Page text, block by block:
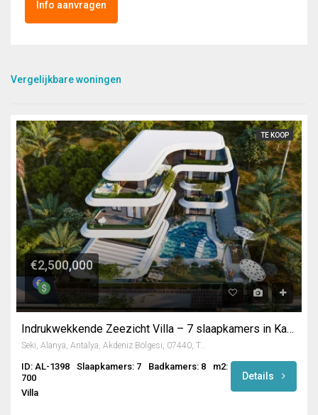
Info aanvragen
Vergelijkbare woningen
TE KOOP
€2,500,000
Indrukwekkende Zeezicht Villa – 7 slaapkamers in Kargicak / Alanya
Seki, Alanya, Antalya, Akdeniz Bölgesi, 07440, Türkiye
ID: AL-1398 Slaapkamers: 7 Badkamers: 8
m2:
700
Villa
Details